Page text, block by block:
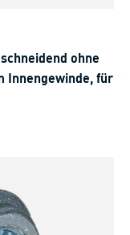
ohne
Innengewinde, für